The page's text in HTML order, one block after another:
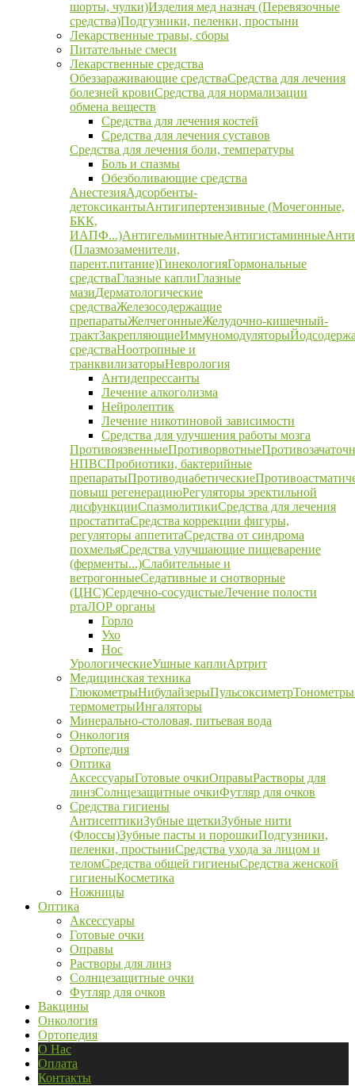
шорты, чулки)Изделия мед назнач (Перевязочные
средства)Подгузники, пеленки, простыни
Лекарственные травы, сборы
Питательные смеси
Лекарственные средства
Обеззараживающие средстваСредства для лечения
болезней кровиСредства для нормализации
обмена веществ
Средства для лечения костей
Средства для лечения суставов
Средства для лечения боли, температуры
Боль и спазмы
Обезболивающие средства
АнестезияАдсорбенты-
детоксикантыАнтигипертензивные (Мочегонные,
БКК,
ИАПФ...)АнтигельминтныеАнтигистаминные
(Плазмозаменители,
парент.питание)ГинекологияГормональные
средстваГлазные каплиГлазные
мазиДерматологические
средстваЖелезосодержащие
препаратыЖелчегонныеЖелудочно-кишечный-
трактЗакрепляющиеИммуномодуляторы
средстваНоотропные и
транквилизаторыНеврология
Антидепрессанты
Лечение алкоголизма
Нейролептик
Лечение никотиновой зависимости
Средства для улучшения работы мозга
ПротивоязвенныеПротиворвотные
НПВСПробиотики, бактерийные
препаратыПротиводиабетические
повыш регенерациюРегуляторы эректильной
дисфункцииСпазмолитикиСредства для лечения
простатитаСредства коррекции фигуры,
регуляторы аппетитаСредства от синдрома
похмельяСредства улучшающие пищеварение
(ферменты...)Слабительные и
ветрогонныеСедативные и снотворные
(ЦНС)Сердечно-сосудистыеЛечение полости
ртаЛОР органы
Горло
Ухо
Нос
УрологическиеУшные каплиАртрит
Медицинская техника
ГлюкометрыНибулайзерыПульсоксиметрТонометры
термометрыИнгаляторы
Минерально-столовая, питьевая вода
Онкология
Ортопедия
Оптика
АксессуарыГотовые очкиОправыРастворы для
линзСолнцезащитные очкиФутляр для очков
Средства гигиены
АнтисептикиЗубные щеткиЗубные нити
(Флоссы)Зубные пасты и порошкиПодгузники,
пеленки, простыниСредства ухода за лицом и
теломСредства общей гигиеныСредства женской
гигиеныКосметика
Ножницы
Оптика
Аксессуары
Готовые очки
Оправы
Растворы для линз
Солнцезащитные очки
Футляр для очков
Вакцины
Онкология
Ортопедия
О Нас
Оплата
Контакты